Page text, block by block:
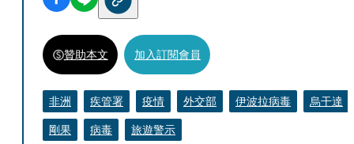
贊助本文 加入訂閱會員
非洲 疾管署 疫情 外交部 伊波拉病毒
烏干達
剛果
病毒 旅遊警示